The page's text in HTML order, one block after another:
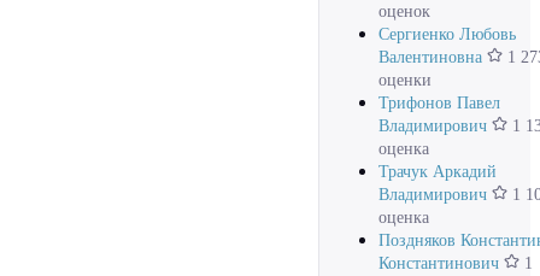
оценок
Сергиенко Любовь
Валентиновна
1
оценки
Трифонов Павел
Владимирович
1
оценка
Трачук Аркадий
Владимирович
1
оценка
Поздняков
Константинович
1